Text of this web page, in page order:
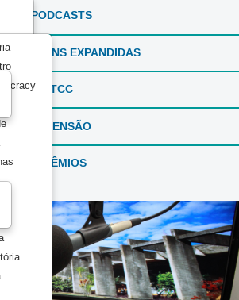
PODCASTS
EXPANDIDAS
TCC
EXTENSÃO
PRÊMIOS